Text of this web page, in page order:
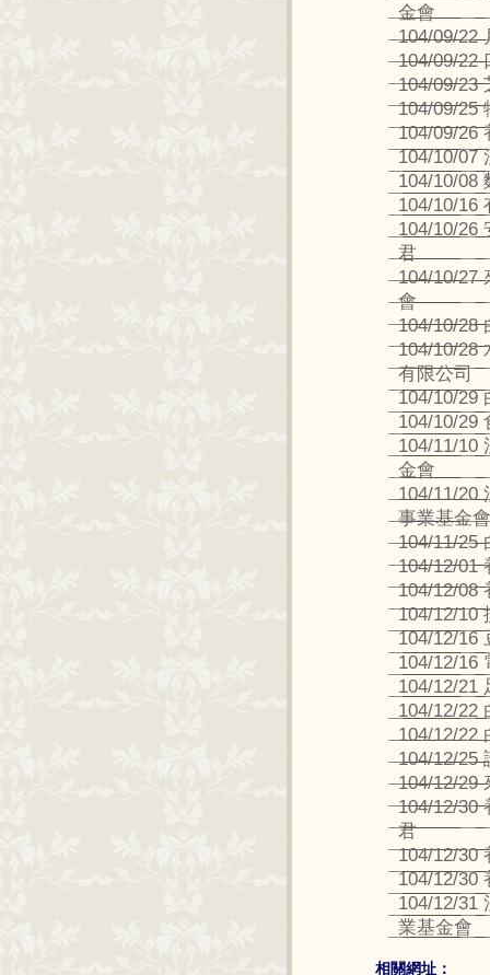
金會
104/09/22
104/09/22
104/09/23
104/09/25
104/09/26
104/10/07
104/10/08
104/10/16
104/10/26
君
104/10/27
會
104/10/28
104/10/28
有限公司
104/10/29
104/10/29
104/11/10
金會
104/11/20
事業基金會
104/11/25
104/12/01
104/12/08
104/12/10
104/12/16
104/12/16
104/12/21
104/12/22
104/12/22
104/12/25
104/12/29
104/12/30
君
104/12/30
104/12/30
104/12/31
業基金會
相關網址：